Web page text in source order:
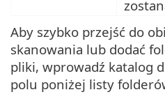
Aby szybko przejść do
skanowania lub dodać
pliki, wprowadź katalog
polu poniżej listy